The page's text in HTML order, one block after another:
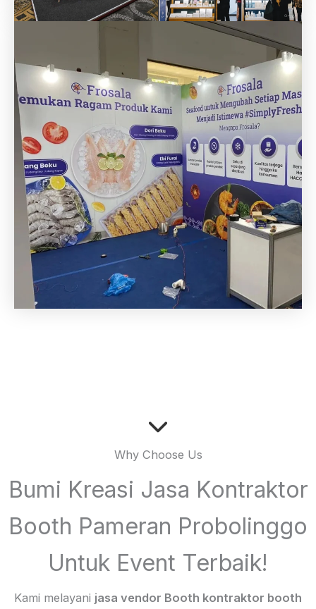
Why Choose Us
Bumi Kreasi Jasa Kontraktor
Booth Pameran Probolinggo
Untuk Event Terbaik!
Kami melayani jasa vendor Booth kontraktor booth